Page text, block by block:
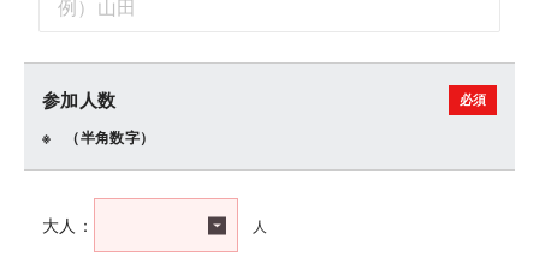
参加人数
（半角数字）
大人： 人